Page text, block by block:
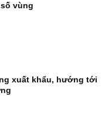
vùng
xuất khẩu, hướng tới